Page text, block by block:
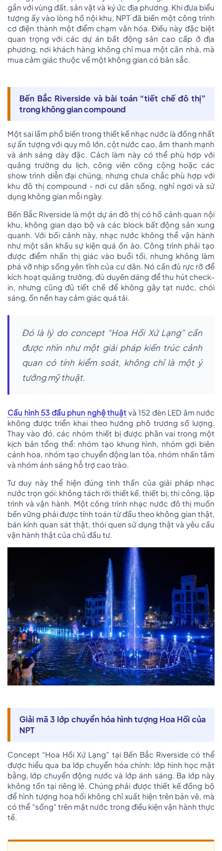
gắn với vùng đất, sản vật và ký ức địa phương. Khi đưa biểu
tượng ấy vào lòng hồ nội khu, NPT đã biến một công trình
cơ điện thành một điểm chạm văn hóa. Điều này đặc biệt
quan trọng với các dự án bất động sản cao cấp ở địa
phương, nơi khách hàng không chỉ mua một căn nhà, mà
mua cảm giác thuộc về một không gian có bản sắc.
Bến Bắc Riverside và bài toán “tiết chế đô thị”
trong không gian compound
Một sai lầm phổ biến trong thiết kế nhạc nước là đồng nhất
sự ấn tượng với quy mô lớn, cột nước cao, âm thanh mạnh
và ánh sáng dày đặc. Cách làm này có thể phù hợp với
quảng trường du lịch, công viên công cộng hoặc các
show trình diễn đại chúng, nhưng chưa chắc phù hợp với
khu đô thị compound - nơi cư dân sống, nghỉ ngơi và sử
dụng không gian mỗi ngày.
Bến Bắc Riverside là một dự án đô thị có hồ cảnh quan nội
khu, không gian dạo bộ và các block bất động sản xung
quanh. Với bối cảnh này, nhạc nước không thể vận hành
như một sân khấu sự kiện quá ồn ào. Công trình phải tạo
được điểm nhấn thị giác vào buổi tối, nhưng không làm
phá vỡ nhịp sống yên tĩnh của cư dân. Nó cần đủ rực rỡ để
kích hoạt quảng trường, đủ duyên dáng để thu hút check-
in, nhưng cũng đủ tiết chế để không gây tạt nước, chói
sáng, ồn nền hay cảm giác quá tải.
Đó là lý do concept “Hoa Hồi Xứ Lạng” cần
được nhìn như một giải pháp kiến trúc cảnh
quan có tính kiểm soát, không chỉ là một ý
tưởng mỹ thuật.
Cấu hình 53 đầu phun nghệ thuật và 152 đèn LED âm nước
không được triển khai theo hướng phô trương số lượng.
Thay vào đó, các nhóm thiết bị được phân vai trong một
kịch bản tổng thể: nhóm tạo khung hình, nhóm gợi biên
cánh hoa, nhóm tạo chuyển động lan tỏa, nhóm nhấn tâm
và nhóm ánh sáng hỗ trợ cao trào.
Tư duy này thể hiện đúng tinh thần của giải pháp nhạc
nước trọn gói: không tách rời thiết kế, thiết bị, thi công, lập
trình và vận hành. Một công trình nhạc nước đô thị muốn
bền vững phải được tính toán từ đầu theo không gian thật,
bán kính quan sát thật, thói quen sử dụng thật và yêu cầu
vận hành thật của chủ đầu tư.
Giải mã 3 lớp chuyển hóa hình tượng Hoa Hồi của
NPT
Concept “Hoa Hồi Xứ Lạng” tại Bến Bắc Riverside có thể
được hiểu qua ba lớp chuyển hóa chính: lớp hình học mặt
bằng, lớp chuyển động nước và lớp ánh sáng. Ba lớp này
không tồn tại riêng lẻ. Chúng phải được thiết kế đồng bộ
để hình tượng hoa hồi không chỉ xuất hiện trên bản vẽ, mà
có thể “sống” trên mặt nước trong điều kiện vận hành thực
tế.